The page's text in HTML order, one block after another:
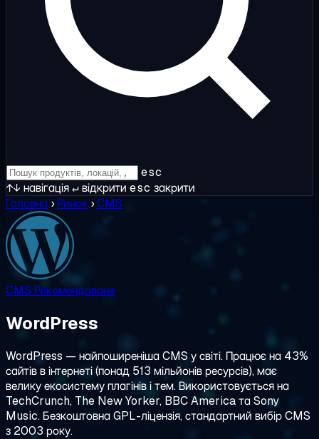
esc
↑↓ навігація↵відкрити esc закрити
Головна ›Ринок ›CMS
CMS Рекомендоване
WordPress
WordPress — найпоширеніша CMS у світі. Працює на 43%
сайтів в інтернеті (понад 513 мільйонів ресурсів), має
велику екосистему плагінів і тем. Використовується на
TechCrunch, The New Yorker, BBC America та Sony
Music. Безкоштовна GPL-ліцензія, стандартний вибір CMS
з 2003 року.